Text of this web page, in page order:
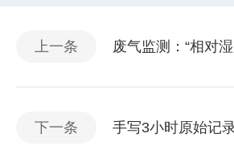
上一条 废气监测：“相对
下一条 手写3小时原始记